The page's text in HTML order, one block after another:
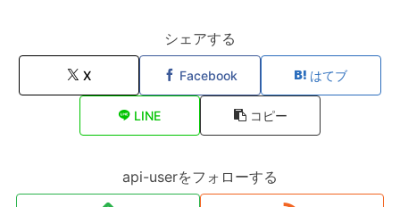
シェアする
X Facebook はてブ
LINE コピー
api-userをフォローする